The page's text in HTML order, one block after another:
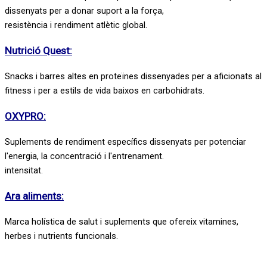
dissenyats per a donar suport a la força,
resistència i rendiment atlètic global.
Nutrició Quest:
Snacks i barres altes en proteïnes dissenyades per a aficionats al
fitness i per a estils de vida baixos en carbohidrats.
OXYPRO:
Suplements de rendiment específics dissenyats per potenciar
l'energia, la concentració i l'entrenament.
intensitat.
Ara aliments:
Marca holística de salut i suplements que ofereix vitamines,
herbes i nutrients funcionals.